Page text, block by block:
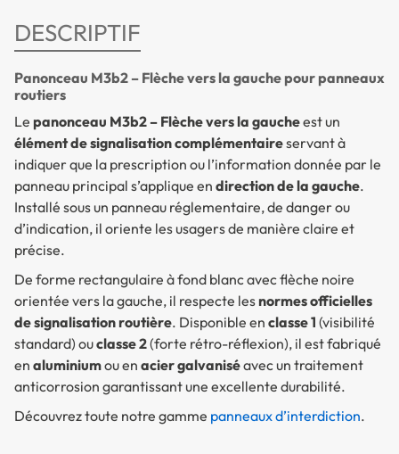
DESCRIPTIF
Panonceau M3b2 – Flèche vers la gauche pour panneaux
routiers
Le panonceau M3b2 – Flèche vers la gaucheest un
élément de signalisation complémentaireservant à
indiquer que la prescription ou l’information donnée par le
panneau principal s’applique en direction de la gauche.
Installé sous un panneau réglementaire, de danger ou
d’indication, il oriente les usagers de manière claire et
précise.
De forme rectangulaire à fond blanc avec flèche noire
orientée vers la gauche, il respecte lesnormes officielles
de signalisation routière. Disponible en classe 1 (visibilité
standard) ouclasse 2(forte rétro-réflexion), il est fabriqué
en aluminiumou en acier galvaniséavec un traitement
anticorrosion garantissant une excellente durabilité.
Découvrez toute notre gamme panneaux d’interdiction.